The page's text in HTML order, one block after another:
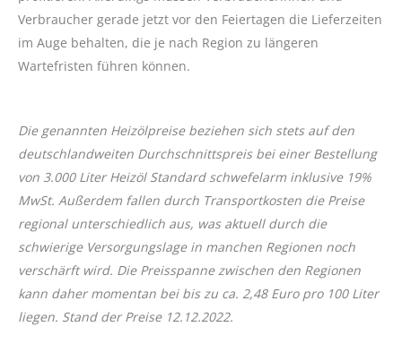
Verbraucher gerade jetzt vor den Feiertagen die Lieferzeiten
im Auge behalten, die je nach Region zu längeren
Wartefristen führen können.
Die genannten Heizölpreise beziehen sich stets auf den
deutschlandweiten Durchschnittspreis bei einer Bestellung
von 3.000 Liter Heizöl Standard schwefelarm inklusive 19%
MwSt. Außerdem fallen durch Transportkosten die Preise
regional unterschiedlich aus, was aktuell durch die
schwierige Versorgungslage in manchen Regionen noch
verschärft wird. Die Preisspanne zwischen den Regionen
kann daher momentan bei bis zu ca. 2,48 Euro pro 100 Liter
liegen. Stand der Preise 12.12.2022.